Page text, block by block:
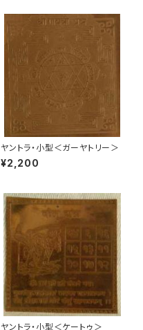
ヤントラ・小型＜ガーヤトリー＞
¥2,200
ヤントラ・小型＜ケートゥ＞